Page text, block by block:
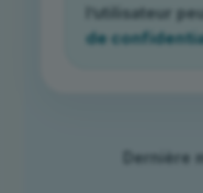
l’utilisateur
de
Dernière